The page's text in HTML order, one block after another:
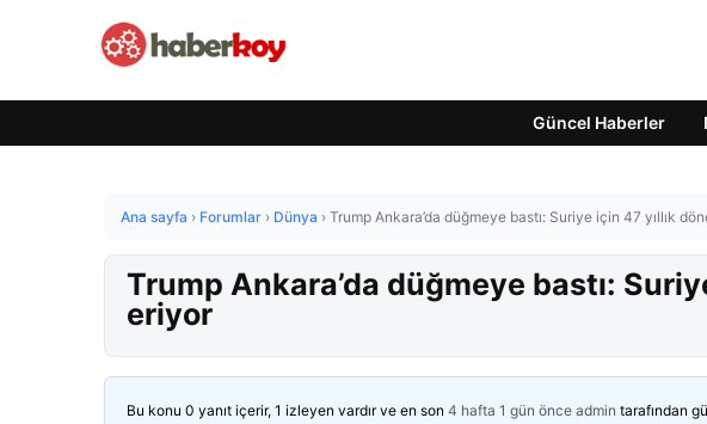
Güncel Haberler
Ana sayfa › Forumlar › Dünya › Trump Ankara’da düğmeye bastı: Suriye için 47 yıllık
Trump Ankara’da düğmeye bastı:
eriyor
Bu konu 0 yanıt içerir, 1 izleyen vardır ve en son 4 hafta 1 gün önce admin tarafından